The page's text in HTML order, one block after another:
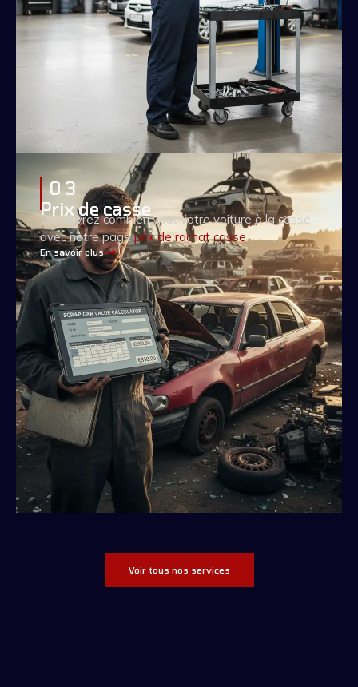
0 3
Prix de casse
Découvrez combien vaut votre voiture à la casse
avec notre pageprix de rachat casse.
En savoir plus
Voir tous nos services